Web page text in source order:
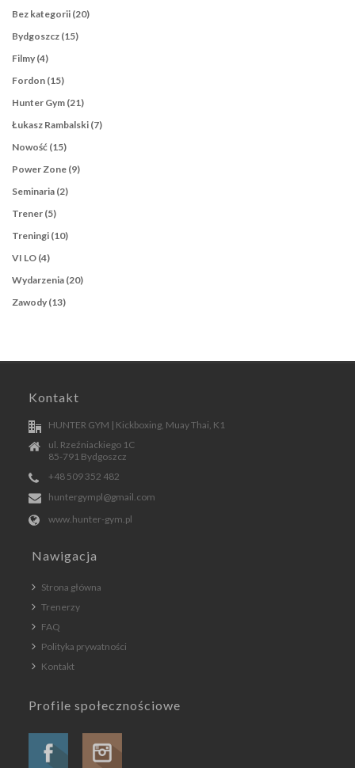
Bez kategorii (20)
Bydgoszcz (15)
Filmy (4)
Fordon (15)
Hunter Gym (21)
Łukasz Rambalski (7)
Nowość (15)
Power Zone (9)
Seminaria (2)
Trener (5)
Treningi (10)
VI LO (4)
Wydarzenia (20)
Zawody (13)
Kontakt
HUNTER GYM | Kickboxing, Muay Thai, K1
ul. Rzeźniackiego 1C
85-791 Bydgoszcz
+48 509 352 482
huntergympl@gmail.com
www.hunter-gym.pl
Nawigacja
Strona główna
Trenerzy
FAQ
Polityka prywatności
Kontakt
Profile społecznościowe